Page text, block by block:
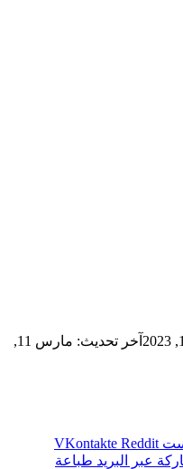
آخر تحديث: مارس 11,
عبر البريد طباعة